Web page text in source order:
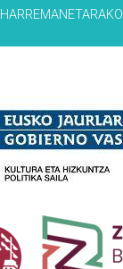
HARREMANETARAKO